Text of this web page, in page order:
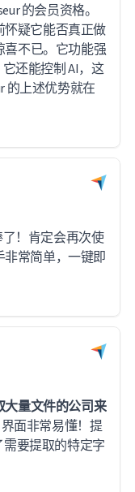
的会员资格。
怀疑它能否真正做
喜不已。它功能强
还能控制 AI，这
的上述优势就在
！肯定会再次使
常简单，一键即
大量文件的公司来
面非常易懂！提
需要提取的特定字